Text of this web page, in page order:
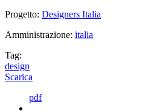
Progetto: Designers Italia
Amministrazione: italia
Tag:
design
Scarica
pdf